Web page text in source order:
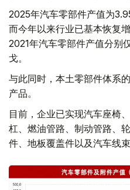
2025年汽车零部件产值为
而今年以来行业已基本恢复
2021年汽车零部件产值分别
戈。
与此同时，本土零部件体系
产品。
目前，企业已实现汽车座椅
杠、燃油管路、制动管路、
件、地板覆盖件以及汽车线束